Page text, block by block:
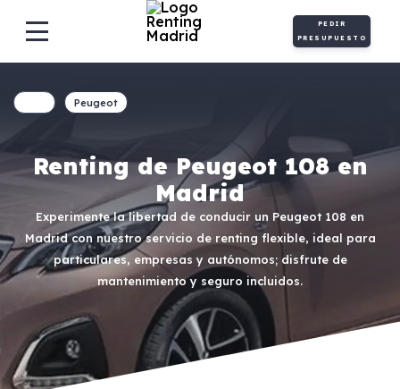
PEDIR
PRESUPUESTO
Renting de Peugeot 108 en
Madrid
Experimente la libertad de conducir un Peugeot 108 en
Madrid con nuestro servicio de renting flexible, ideal para
particulares, empresas y autónomos; disfrute de
mantenimiento y seguro incluidos.
Peugeot